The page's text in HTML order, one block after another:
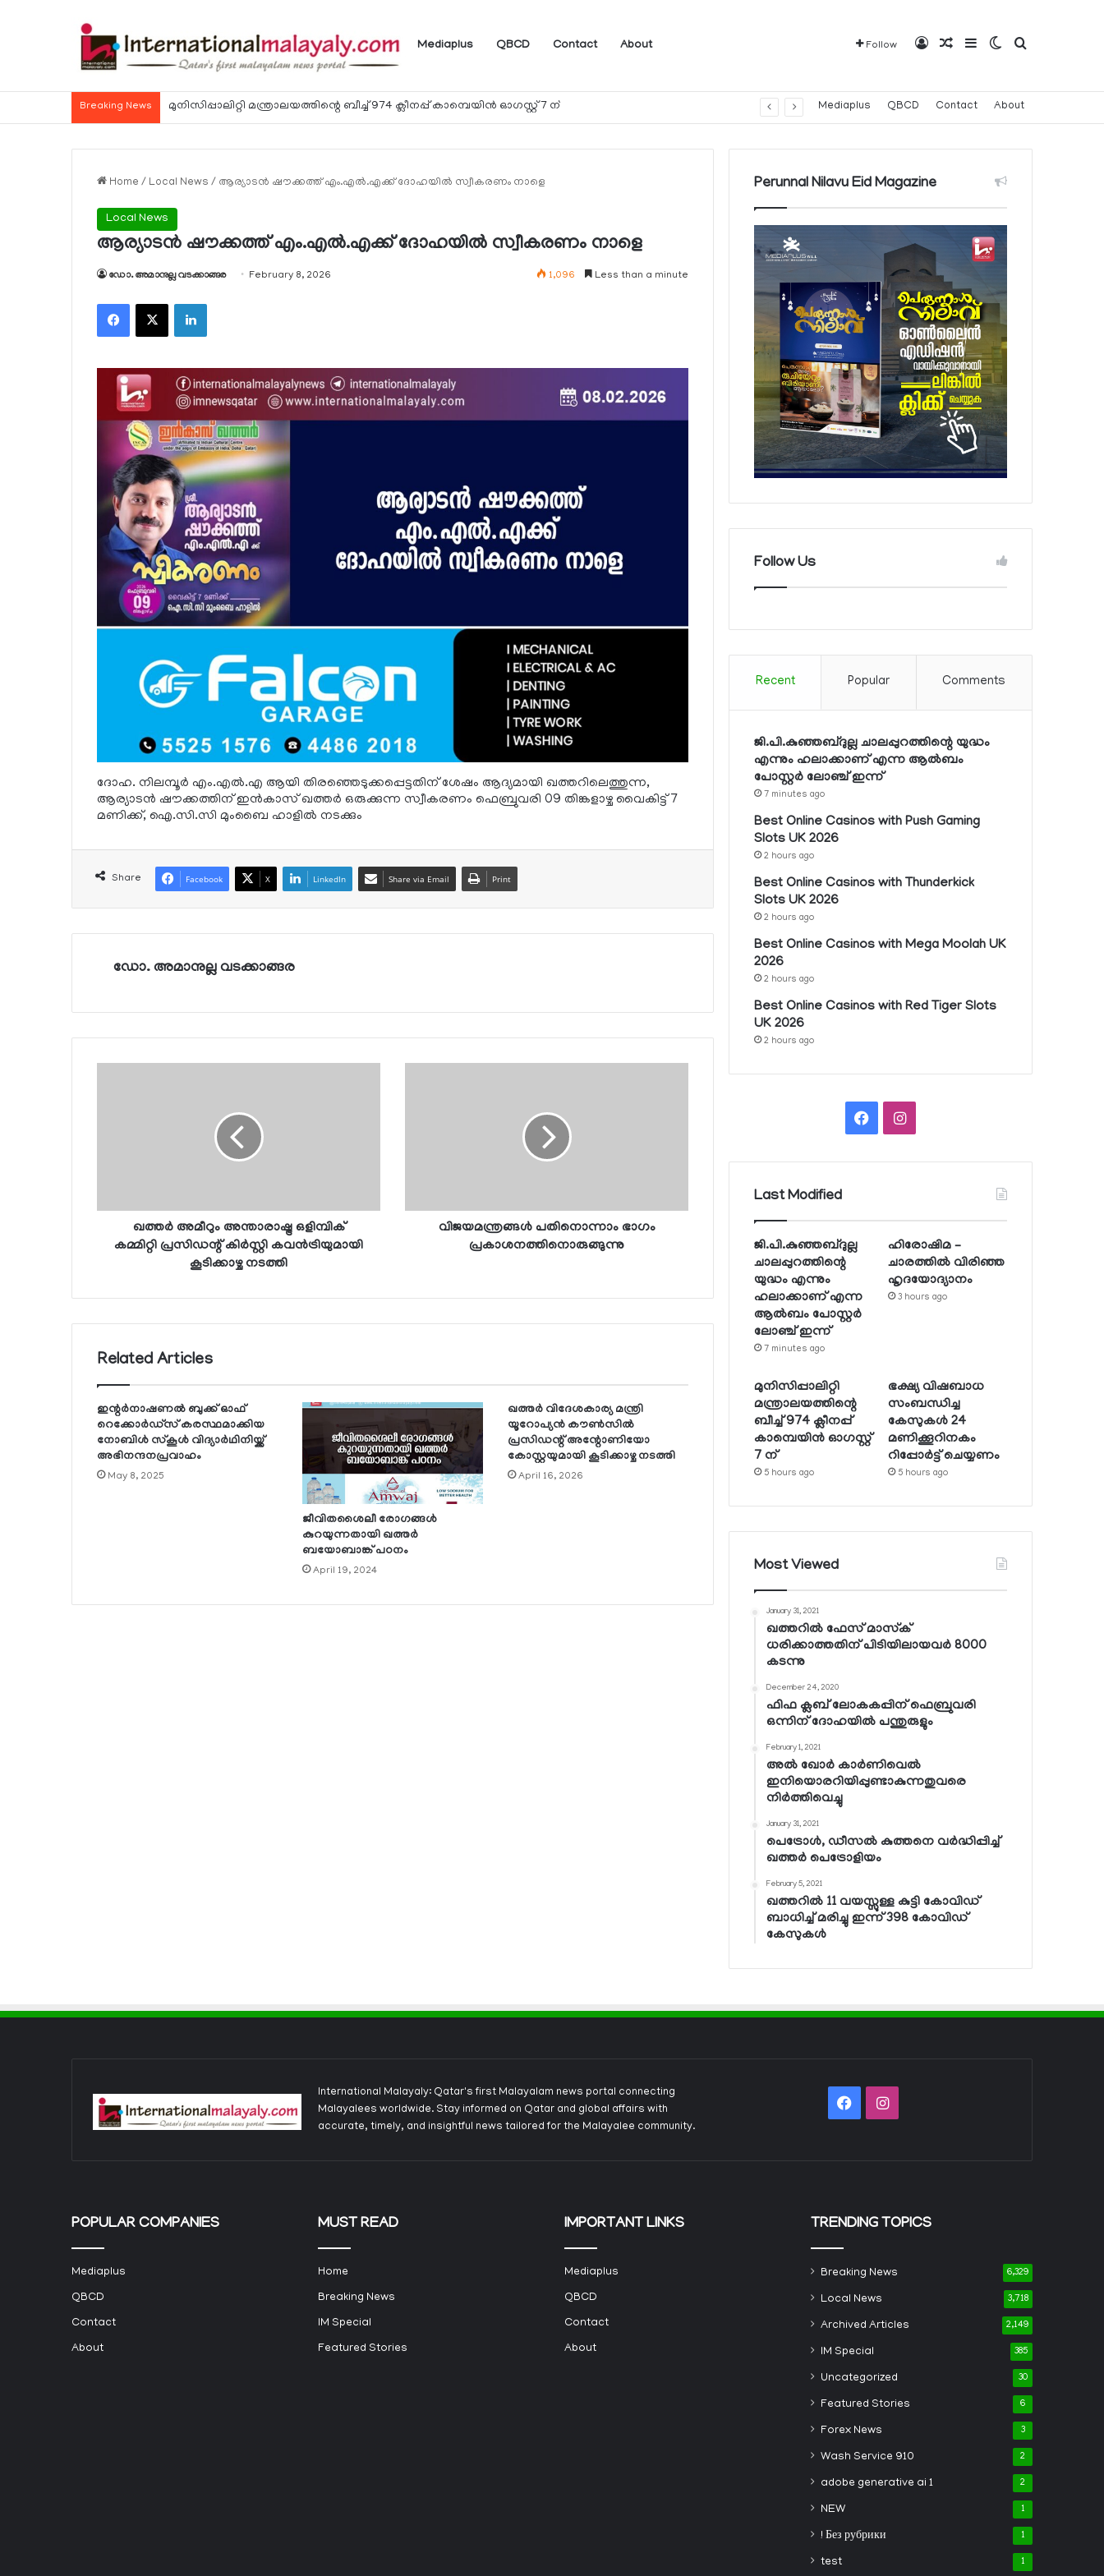
Mediaplus QBCD Contact About Follow Log InRandom Article
SidebarSwitch skin
Search for
Breaking News ഭക്ഷ്യ വിഷബാധ സംബന്ധിച്ച കേസുകള്‍ 24 മണിക്കൂറിനകം റിപ്പോര്‍ട്ട് ചെയ്യണം Mediaplus QBCD Contact About
Home / Local News / ആര്യാടന്‍ ഷൗക്കത്ത് എം.എല്‍.എക്ക് ദോഹയില്‍ സ്വീകരണം നാളെ
Local News
ആര്യാടന്‍ ഷൗക്കത്ത് എം.എല്‍.എക്ക് ദോഹയില്‍ സ്വീകരണം നാളെ
ഡോ. അമാനുല്ല വടക്കാങ്ങര February 8, 2026 1,096 Less than a minute
Facebook
X LinkedIn
ദോഹ. നിലമ്പൂര്‍ എം.എല്‍.എ ആയി തിരഞ്ഞെടുക്കപ്പെട്ടതിന് ശേഷം ആദ്യമായി ഖത്തറിലെത്തുന്ന,
ആര്യാടന്‍ ഷൗക്കത്തിന് ഇന്‍കാസ് ഖത്തര്‍ ഒരുക്കുന്ന സ്വീകരണം ഫെബ്രുവരി 09 തിങ്കളാഴ്ച വൈകിട്ട് 7
മണിക്ക്, ഐ.സി.സി മുംബൈ ഹാളില്‍ നടക്കും
Share Facebook X LinkedIn Share via Email Print
ഡോ. അമാനുല്ല വടക്കാങ്ങര
ഖത്തര്‍ അമീറും അന്താരാഷ്ട്ര ഒളിമ്പിക്
കമ്മിറ്റി പ്രസിഡന്റ് കിര്‍സ്റ്റി കവന്‍ട്രിയുമായി
കൂടിക്കാഴ്ച നടത്തി
വിജയമന്ത്രങ്ങള്‍ പതിനൊന്നാം ഭാഗം
പ്രകാശനത്തിനൊരുങ്ങുന്നു
Related Articles
ഇന്റര്‍നാഷണല്‍ ബുക്ക് ഓഫ്
റെക്കോര്‍ഡ്‌സ് കരസ്ഥമാക്കിയ
നോബിള്‍ സ്‌കൂള്‍ വിദ്യാര്‍ഥിനിയ്ക്ക്
അഭിനന്ദനപ്രവാഹം
May 8, 2025
ജീവിതശൈലീ രോഗങ്ങള്‍
കുറയുന്നതായി ഖത്തര്‍
ബയോബാങ്ക് പഠനം
April 19, 2024
ഖത്തര്‍ വിദേശകാര്യ മന്ത്രി
യൂറോപ്യന്‍ കൗണ്‍സില്‍
പ്രസിഡന്റ് അന്റോണിയോ
കോസ്റ്റയുമായി കൂടിക്കാഴ്ച നടത്തി
April 16, 2026
Perunnal Nilavu Eid Magazine
Follow Us
Recent Popular Comments
ജി.പി.കുഞ്ഞബ്ദുല്ല ചാലപ്പുറത്തിന്റെ യുദ്ധം
എന്നും ഹലാക്കാണ് എന്ന ആല്‍ബം
പോസ്റ്റര്‍ ലോഞ്ച് ഇന്ന്
7 minutes ago
Best Online Casinos with Push Gaming
Slots UK 2026
2 hours ago
Best Online Casinos with Thunderkick
Slots UK 2026
2 hours ago
Best Online Casinos with Mega Moolah UK
2026
2 hours ago
Best Online Casinos with Red Tiger Slots
UK 2026
2 hours ago
FacebookInstagram
Last Modified
ജി.പി.കുഞ്ഞബ്ദുല്ല
ചാലപ്പുറത്തിന്റെ
യുദ്ധം എന്നും
ഹലാക്കാണ് എന്ന
ആല്‍ബം പോസ്റ്റര്‍
ലോഞ്ച് ഇന്ന്
7 minutes ago
ഹിരോഷിമ –
ചാരത്തിൽ വിരിഞ്ഞ
ഹൃദയോദ്യാനം
3 hours ago
മുനിസിപ്പാലിറ്റി
മന്ത്രാലയത്തിന്റെ
ബീച്ച് 974 ക്ലീനപ്പ്
കാമ്പെയിന്‍ ഓഗസ്റ്റ്
7 ന്
5 hours ago
ഭക്ഷ്യ വിഷബാധ
സംബന്ധിച്ച
കേസുകള്‍ 24
മണിക്കൂറിനകം
റിപ്പോര്‍ട്ട് ചെയ്യണം
5 hours ago
Most Viewed
January 31, 2021
ഖത്തറില്‍ ഫേസ് മാസ്‌ക്
ധരിക്കാത്തതിന് പിടിയിലായവര്‍ 8000
കടന്നു
December 24, 2020
ഫിഫ ക്ലബ് ലോകകപ്പിന് ഫെബ്രുവരി
ഒന്നിന് ദോഹയില്‍ പന്തുരുളും
February 1, 2021
അല്‍ ഖോര്‍ കാര്‍ണിവെല്‍
ഇനിയൊരറിയിപ്പുണ്ടാകുന്നതുവരെ
നിര്‍ത്തിവെച്ചു
January 31, 2021
പെട്രോള്‍, ഡീസല്‍ കുത്തനെ വര്‍ദ്ധിപ്പിച്ച്
ഖത്തര്‍ പെട്രോളിയം
February 5, 2021
ഖത്തറില്‍ 11 വയസ്സുള്ള കുട്ടി കോവിഡ്
ബാധിച്ച് മരിച്ചു ഇന്ന് 398 കോവിഡ്
കേസുകള്‍
International Malayaly: Qatar's first Malayalam news portal connecting
Malayalees worldwide. Stay informed on Qatar and global affairs with
accurate, timely, and insightful news tailored for the Malayalee community.
FacebookInstagram
POPULAR COMPANIES
Mediaplus
QBCD
Contact
About
MUST READ
Home
Breaking News
IM Special
Featured Stories
IMPORTANT LINKS
Mediaplus
QBCD
Contact
About
TRENDING TOPICS
Breaking News 6,329
Local News 3,718
Archived Articles 2,149
IM Special 385
Uncategorized 30
Featured Stories 6
Forex News 3
Wash Service 910 2
adobe generative ai 1 2
NEW 1
! Без рубрики 1
test 1